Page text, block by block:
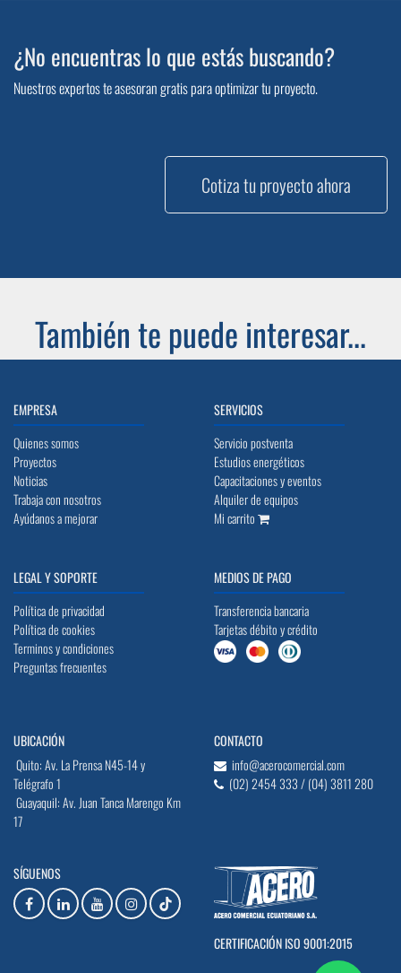
¿No encuentras lo que estás buscando?
Nuestros expertos te asesoran gratis para optimizar tu proyecto.
Cotiza tu proyecto ahora
También te puede interesar...
EMPRESA
Quienes somos
Proyectos
Noticias
Trabaja con nosotros
Ayúdanos a mejorar
SERVICIOS
Servicio postventa
Estudios energéticos
Capacitaciones y eventos
Alquiler de equipos
Mi carrito
LEGAL Y SOPORTE
Política de privacidad
Política de cookies
Terminos y condiciones
Preguntas frecuentes
MEDIOS DE PAGO
Transferencia bancaria
Tarjetas débito y crédito
UBICACIÓN
Quito: Av. La Prensa N45-14 y
Telégrafo 1
Guayaquil: Av. Juan Tanca Marengo Km
17
CONTACTO
info@acerocomercial.com
(02) 2454 333 / (04) 3811 280
SÍGUENOS
CERTIFICACIÓN ISO 9001:2015